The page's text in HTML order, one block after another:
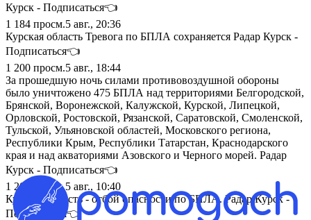
Курск - Подписаться👈
1 184 просм.5 авг., 20:36
Курская область Тревога по БПЛА сохраняется Радар Курск -
Подписаться👈
1 200 просм.5 авг., 18:44
За прошедшую ночь силами противовоздушной обороны
было уничтожено 475 БПЛА над территориями Белгородской,
Брянской, Воронежской, Калужской, Курской, Липецкой,
Орловской, Ростовской, Рязанской, Саратовской, Смоленской,
Тульской, Ульяновской областей, Московского региона,
Республики Крым, Республики Татарстан, Краснодарского
края и над акваториями Азовского и Черного морей. Радар
Курск - Подписаться👈
1 207
просм.5 авг., 10:40
Курская область - отбой опасности по БПЛА. Радар Курск -
Подписаться👈